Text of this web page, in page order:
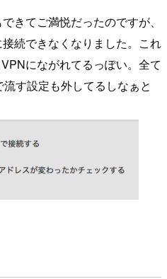
きてご満悦だったのですが、
続できなくなりました。これ
にながれてるっぽい。全て
す設定も外してるしなぁと